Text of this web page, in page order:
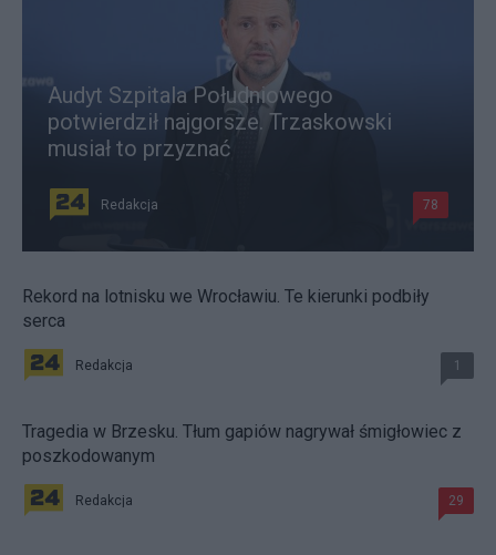
Audyt Szpitala Południowego
potwierdził najgorsze. Trzaskowski
musiał to przyznać
Redakcja 78
Rekord na lotnisku we Wrocławiu. Te kierunki podbiły
serca
Redakcja 1
Tragedia w Brzesku. Tłum gapiów nagrywał śmigłowiec z
poszkodowanym
Redakcja 29